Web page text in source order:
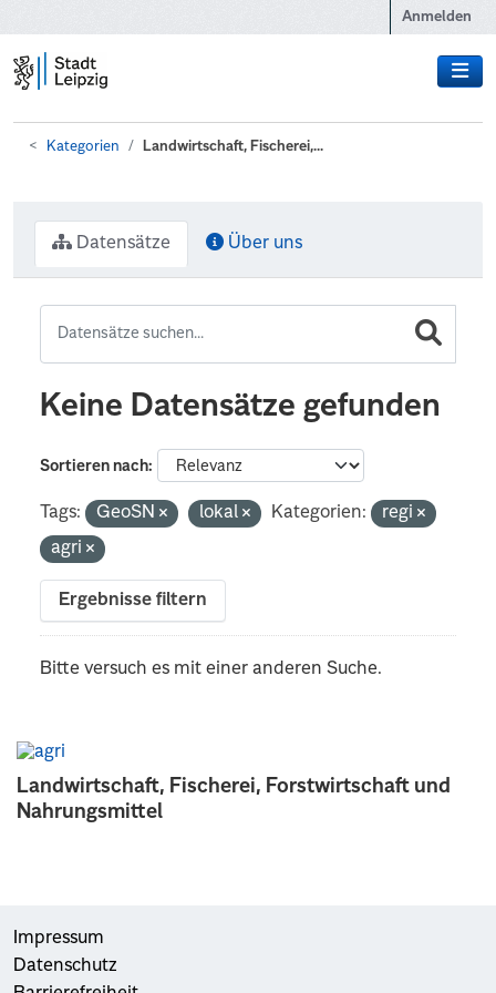
Anmelden
Kategorien Landwirtschaft, Fischerei,...
Landwirtschaft, Fischerei, Forstwirtschaft und
Nahrungsmittel
Datensätze Über uns
Keine Datensätze gefunden
Sortieren nach
Tags: GeoSN lokal Kategorien:
regi
agri
Ergebnisse filtern
Bitte versuch es mit einer anderen Suche.
Impressum
Datenschutz